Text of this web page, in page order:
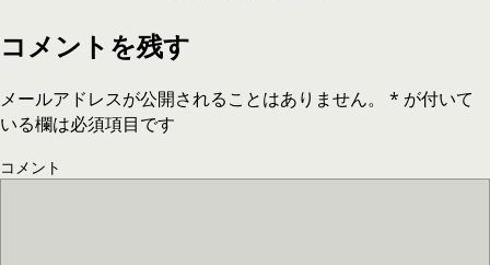
コメントを残す
メールアドレスが公開されることはありません。 * が付いて
いる欄は必須項目です
コメント